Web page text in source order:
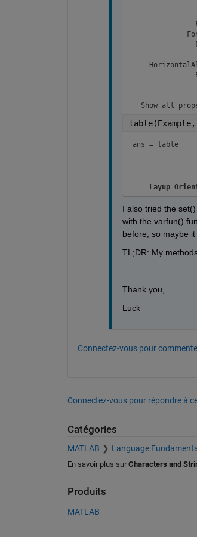
  Show
all
table(Example,
ans = table
Layup
I also tried the
with the varfun()
before, so maybe
TL;DR: My
Thank you,
Luck
Connectez-vous pour
Connectez-vous pour répondre à
Catégories
MATLAB Language
En savoir plus sur Characters and
Produits
MATLAB